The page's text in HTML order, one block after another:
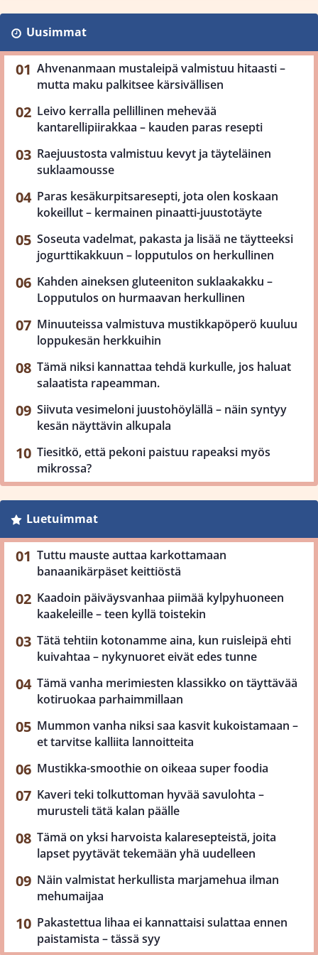
Uusimmat
Ahvenanmaan mustaleipä valmistuu hitaasti –
mutta maku palkitsee kärsivällisen
Leivo kerralla pellillinen mehevää
kantarellipiirakkaa – kauden paras resepti
Raejuustosta valmistuu kevyt ja täyteläinen
suklaamousse
Paras kesäkurpitsaresepti, jota olen koskaan
kokeillut – kermainen pinaatti-juustotäyte
Soseuta vadelmat, pakasta ja lisää ne täytteeksi
jogurttikakkuun – lopputulos on herkullinen
Kahden aineksen gluteeniton suklaakakku –
Lopputulos on hurmaavan herkullinen
Minuuteissa valmistuva mustikkapöperö kuuluu
loppukesän herkkuihin
Tämä niksi kannattaa tehdä kurkulle, jos haluat
salaatista rapeamman.
Siivuta vesimeloni juustohöylällä – näin syntyy
kesän näyttävin alkupala
Tiesitkö, että pekoni paistuu rapeaksi myös
mikrossa?
Luetuimmat
Tuttu mauste auttaa karkottamaan
banaanikärpäset keittiöstä
Kaadoin päiväysvanhaa piimää kylpyhuoneen
kaakeleille – teen kyllä toistekin
Tätä tehtiin kotonamme aina, kun ruisleipä ehti
kuivahtaa – nykynuoret eivät edes tunne
Tämä vanha merimiesten klassikko on täyttävää
kotiruokaa parhaimmillaan
Mummon vanha niksi saa kasvit kukoistamaan –
et tarvitse kalliita lannoitteita
Mustikka-smoothie on oikeaa super foodia
Kaveri teki tolkuttoman hyvää savulohta –
murusteli tätä kalan päälle
Tämä on yksi harvoista kalaresepteistä, joita
lapset pyytävät tekemään yhä uudelleen
Näin valmistat herkullista marjamehua ilman
mehumaijaa
Pakastettua lihaa ei kannattaisi sulattaa ennen
paistamista – tässä syy